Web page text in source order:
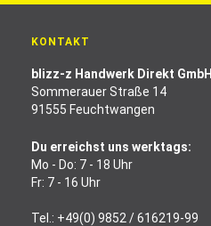
KONTAKT
blizz-z Handwerk Direkt GmbH
Sommerauer Straße 14
91555 Feuchtwangen
Du erreichst uns werktags:
Mo - Do: 7 - 18 Uhr
Fr: 7 - 16 Uhr
Tel.: +49(0) 9852 / 616219-99